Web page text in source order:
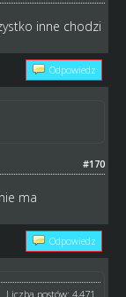
inne chodzi
Odpowiedz
#170
ma
Odpowiedz
Liczba postów: 4,471